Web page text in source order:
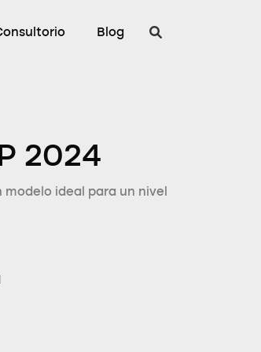
Blog
2024
modelo ideal para un nivel